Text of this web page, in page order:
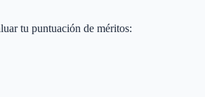
tu puntuación de méritos: